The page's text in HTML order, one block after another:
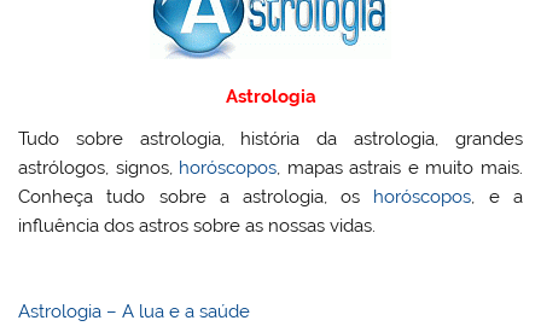
Astrologia
Tudo sobre astrologia, história da astrologia, grandes
astrólogos, signos, horóscopos, mapas astrais e muito mais.
Conheça tudo sobre a astrologia, os horóscopos, e a
influência dos astros sobre as nossas vidas.
Astrologia – A lua e a saúde